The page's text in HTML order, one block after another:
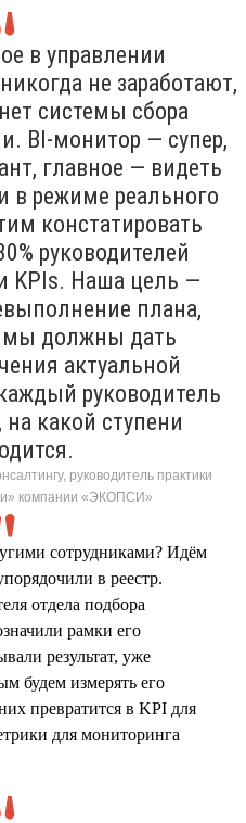
в управлении
не заработают,
системы сбора
BI-монитор — супер,
главное — видеть
в режиме реального
констатировать
руководителей
KPIs. Наша цель —
плана,
мы должны дать
актуальной
руководитель
какой ступени
руководитель практики
компании «ЭКОПСИ»
сотрудниками? Идём
в реестр.
отдела подбора
рамки его
результат, уже
будем измерять его
превратится в KPI для
для мониторинга